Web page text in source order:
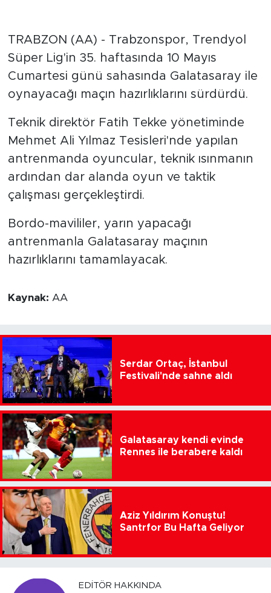
TRABZON (AA) - Trabzonspor, Trendyol
Süper Lig'in 35. haftasında 10 Mayıs
Cumartesi günü sahasında Galatasaray ile
oynayacağı maçın hazırlıklarını sürdürdü.
Teknik direktör Fatih Tekke yönetiminde
Mehmet Ali Yılmaz Tesisleri'nde yapılan
antrenmanda oyuncular, teknik ısınmanın
ardından dar alanda oyun ve taktik
çalışması gerçekleştirdi.
Bordo-mavililer, yarın yapacağı
antrenmanla Galatasaray maçının
hazırlıklarını tamamlayacak.
Kaynak: AA
Serdar Ortaç, İstanbul
Festivali'nde sahne aldı
Galatasaray kendi evinde
Rennes ile berabere kaldı
Aziz Yıldırım Konuştu!
Santrfor Bu Hafta Geliyor
EDITÖR HAKKINDA